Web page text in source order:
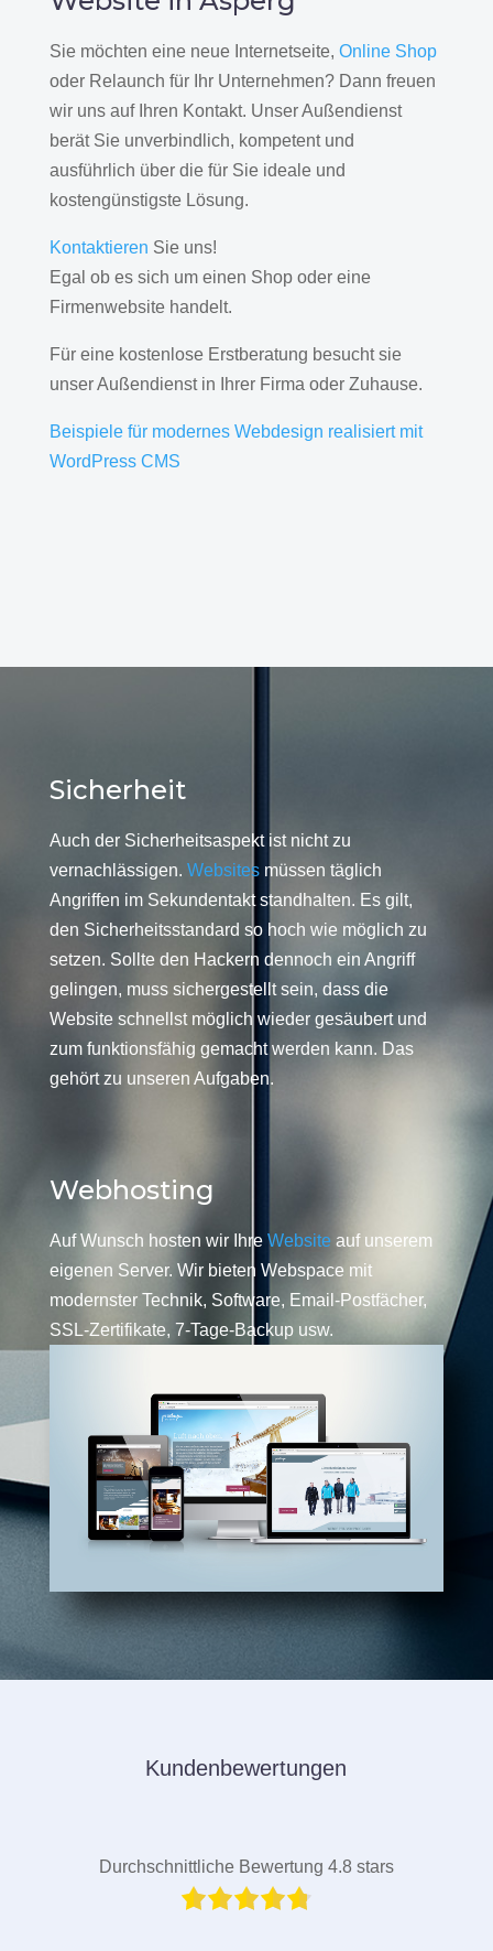
Sie möchten eine neue Internetseite, Online Shop
oder Relaunch für Ihr Unternehmen? Dann freuen
wir uns auf Ihren Kontakt. Unser Außendienst
berät Sie unverbindlich, kompetent und
ausführlich über die für Sie ideale und
kostengünstigste Lösung.
Kontaktieren Sie uns!
Egal ob es sich um einen Shop oder eine
Firmenwebsite handelt.
Für eine kostenlose Erstberatung besucht sie
unser Außendienst in Ihrer Firma oder Zuhause.
Beispiele für modernes Webdesign realisiert mit
WordPress CMS
Sicherheit
Auch der Sicherheitsaspekt ist nicht zu
vernachlässigen. Websitesmüssen täglich
Angriffen im Sekundentakt standhalten. Es gilt,
den Sicherheitsstandard so hoch wie möglich zu
setzen. Sollte den Hackern dennoch ein Angriff
gelingen, muss sichergestellt sein, dass die
Website schnellst möglich wieder gesäubert und
zum funktionsfähig gemacht werden kann. Das
gehört zu unseren Aufgaben.
Webhosting
Auf Wunsch hosten wir Ihre Website auf unserem
eigenen Server. Wir bieten Webspace mit
modernster Technik, Software, Email-Postfächer,
SSL-Zertifikate, 7-Tage-Backup usw.
Kundenbewertungen
Durchschnittliche Bewertung 4.8 stars